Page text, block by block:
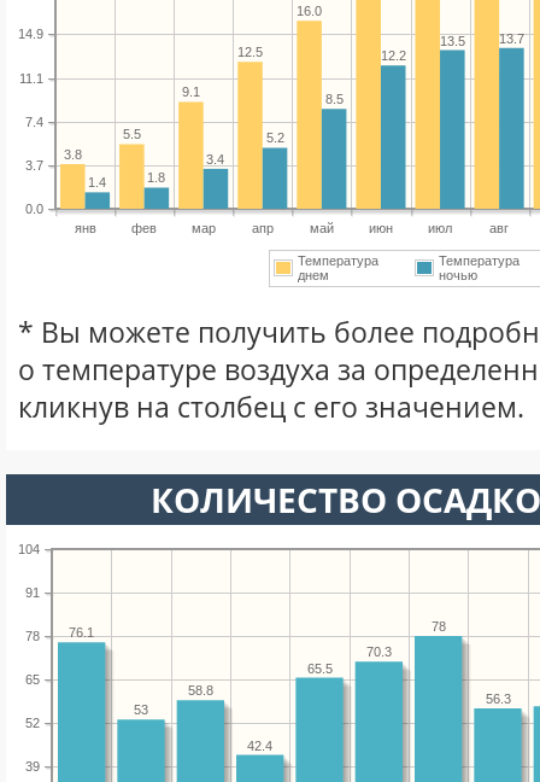
янв фев мар апр май июн июл авг
0.0
3.7
7.4
11.1
14.9
16.0
12.5
9.1
5.5
3.8
13.7
13.5
12.2
8.5
5.2
3.4
1.8
1.4
Температура
днем
Температура
ночью
* Вы можете получить более
о температуре воздуха за
кликнув на столбец с его значением.
КОЛИЧЕСТВО
39
52
65
78
91
104
56.3
78
70.3
65.5
42.4
58.8
53
76.1